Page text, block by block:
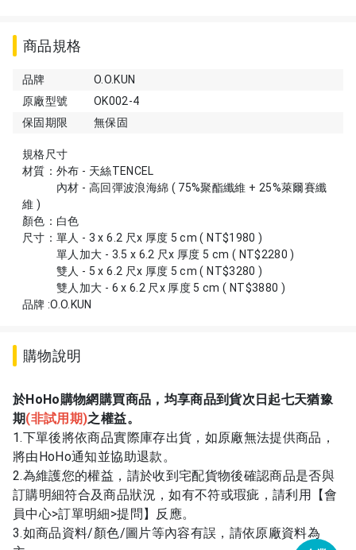
商品規格
品牌
O.O.KUN
原廠型號
OK002-4
保固期限
無保固
規格尺寸
材質：外布 - 天絲TENCEL
內材 - 高回彈波浪海綿 ( 75%聚酯纖維 + 25%萊爾賽纖
維 )
顏色：白色
尺寸：單人 - 3 x 6.2 尺x 厚度 5 cm ( NT$1980 )
單人加大 - 3.5 x 6.2 尺x 厚度 5 cm ( NT$2280 )
雙人 - 5 x 6.2 尺x 厚度 5 cm ( NT$3280 )
雙人加大 - 6 x 6.2 尺x 厚度 5 cm ( NT$3880 )
品牌 :O.O.KUN
購物說明
於HoHo購物網購買商品，均享商品到貨次日起七天猶豫
期(非試用期)之權益。
1.下單後將依商品實際庫存出貨，如原廠無法提供商品，
將由HoHo通知並協助退款。
2.為維護您的權益，請於收到宅配貨物後確認商品是否與
訂購明細符合及商品狀況，如有不符或瑕疵，請利用【會
員中心>訂單明細>提問】反應。
3.如商品資料/顏色/圖片等內容有誤，請依原廠資料為